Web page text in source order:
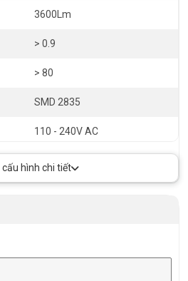
3600Lm
> 0.9
> 80
SMD 2835
110 - 240V AC
hình chi tiết